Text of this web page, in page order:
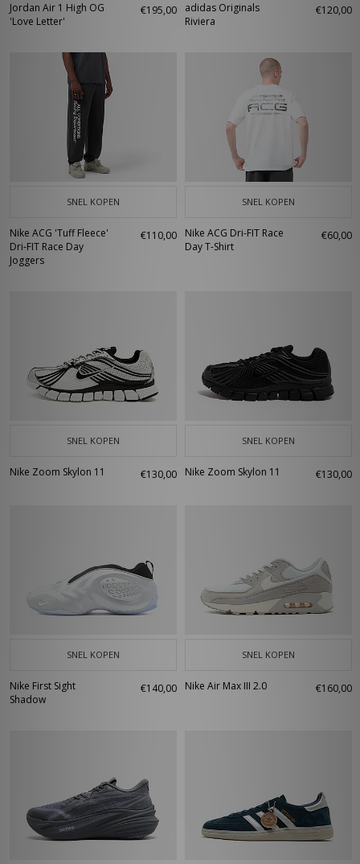
Jordan Air 1 High OG
'Love Letter'
€195,00
adidas Originals
Riviera
€120,00
SNEL KOPEN
Nike ACG 'Tuff Fleece'
Dri-FIT Race Day
Joggers
€110,00
SNEL KOPEN
Nike ACG Dri-FIT Race
Day T-Shirt
€60,00
SNEL KOPEN
Nike Zoom Skylon 11 €130,00
SNEL KOPEN
Nike Zoom Skylon 11 €130,00
SNEL KOPEN
Nike First Sight
Shadow
€140,00
SNEL KOPEN
Nike Air Max III 2.0 €160,00